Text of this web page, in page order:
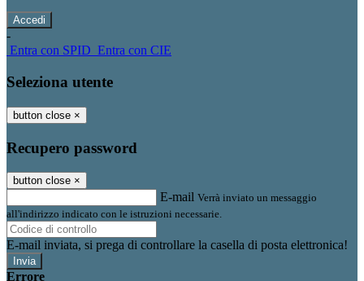
-
Entra con SPID Entra con CIE
Seleziona utente
button close ×
Recupero password
button close ×
E-mail Verrà inviato un messaggio
all'indirizzo indicato con le istruzioni necessarie.
E-mail inviata, si prega di controllare la casella di posta elettronica!
Errore